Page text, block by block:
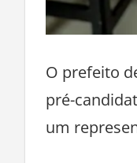
O prefeito
pré-
um